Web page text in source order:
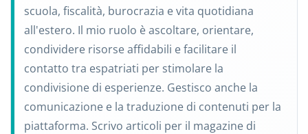
scuola, fiscalità, burocrazia e vita quotidiana
all'estero. Il mio ruolo è ascoltare, orientare,
condividere risorse affidabili e facilitare il
contatto tra espatriati per stimolare la
condivisione di esperienze. Gestisco anche la
comunicazione e la traduzione di contenuti per la
piattaforma. Scrivo articoli per il magazine di